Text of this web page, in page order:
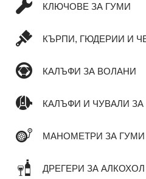
КЛЮЧОВЕ ЗА ГУМИ
КЪРПИ, ГЮДЕРИИ И
КАЛЪФИ ЗА ВОЛАНИ
КАЛЪФИ И ЧУВАЛИ ЗА
МАНОМЕТРИ ЗА ГУМИ
ДРЕГЕРИ ЗА АЛКОХОЛ